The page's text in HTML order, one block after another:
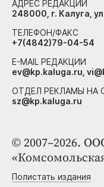
© 2007–2026.
Полистать издания
АДРЕС РЕДАКЦИИ
248000, г. Калуга,
ТЕЛЕФОН/ФАКС
+7(4842)79-04-54
E-MAIL РЕДАКЦИИ
ev@kp.kaluga.ru,
ОТДЕЛ РЕКЛАМЫ НА
sz@kp.kaluga.ru